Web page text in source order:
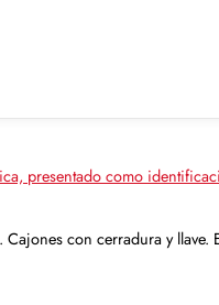
con cerradura y